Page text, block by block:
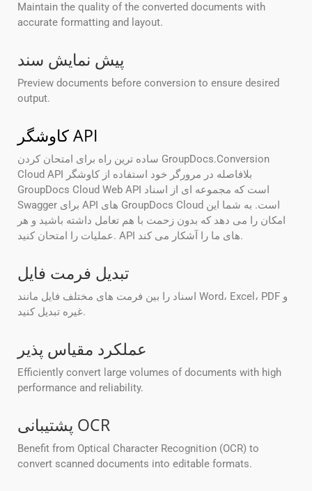
Maintain the quality of the converted documents with
accurate formatting and layout.
پیش نمایش سند
Preview documents before conversion to ensure desired
output.
کاوشگر API
ساده ترین راه برای امتحان کردن GroupDocs.Conversion
Cloud API بلافاصله در مرورگر خود استفاده از کاوشگر
GroupDocs Cloud Web API است که مجموعه ای از اسناد
Swagger برای API های GroupDocs Cloud است. به شما این
امکان را می دهد که بدون زحمت با هم تعامل داشته باشید و هر
عملیات را امتحان کنید. API های ما را آشکار می کند.
تبدیل فرمت فایل
اسناد را بین فرمت های مختلف فایل مانند Word، Excel، PDF و
غیره تبدیل کنید.
عملکرد مقیاس پذیر
Efficiently convert large volumes of documents with high
performance and reliability.
پشتیبانی OCR
Benefit from Optical Character Recognition (OCR) to
convert scanned documents into editable formats.